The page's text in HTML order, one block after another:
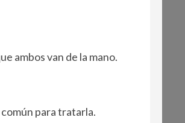
ambos van de la mano.
para tratarla.